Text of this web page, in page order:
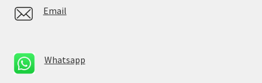
Email
Whatsapp